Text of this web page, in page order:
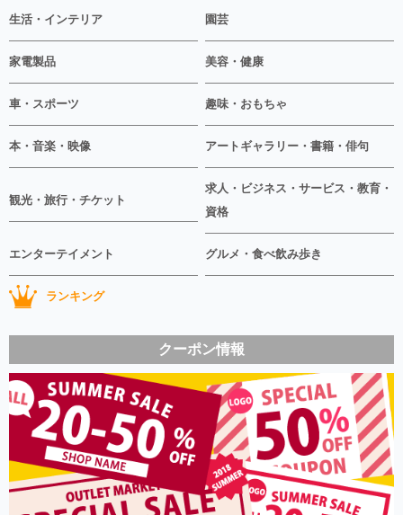
生活・インテリア 園芸
家電製品 美容・健康
車・スポーツ 趣味・おもちゃ
本・音楽・映像 アートギャラリー・書籍・俳句
観光・旅行・チケット
求人・ビジネス・サービス・教育・
資格
エンターテイメント グルメ・食べ飲み歩き
ランキング
クーポン情報